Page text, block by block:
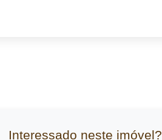
Interessado neste imóvel?